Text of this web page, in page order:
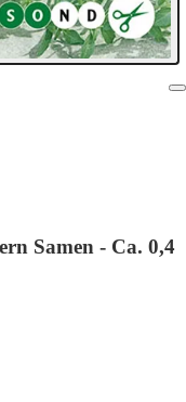
Samen - Ca. 0,4